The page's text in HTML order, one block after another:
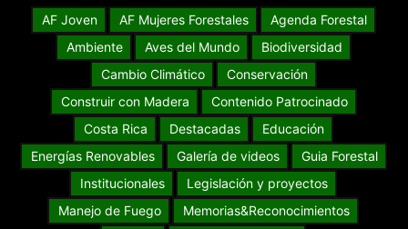
AF Joven AF Mujeres Forestales
Agenda Forestal
Ambiente
Aves del Mundo
Biodiversidad
Cambio Climático
Conservación
Construir con Madera
Contenido Patrocinado
Costa Rica
Destacadas
Educación
Energías Renovables
Galería de videos
Guia Forestal
Institucionales
Legislación y proyectos
Manejo de Fuego
Memorias&Reconocimientos